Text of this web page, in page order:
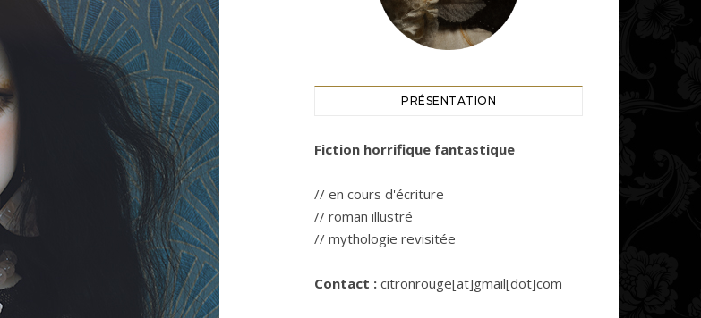
PRÉSENTATION
Fiction horrifique fantastique
// en cours d'écriture
// roman illustré
// mythologie revisitée
Contact : citronrouge[at]gmail[dot]com